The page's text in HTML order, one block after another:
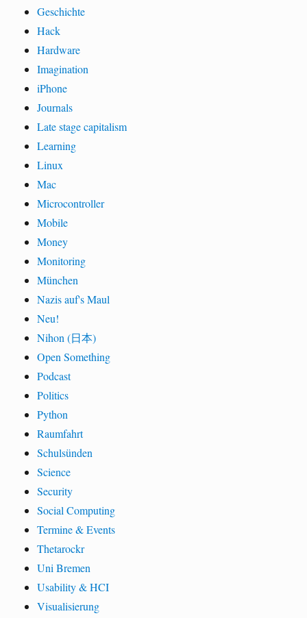
Geschichte
Hack
Hardware
Imagination
iPhone
Journals
Late stage capitalism
Learning
Linux
Mac
Microcontroller
Mobile
Money
Monitoring
München
Nazis auf's Maul
Neu!
Nihon (日本)
Open Something
Podcast
Politics
Python
Raumfahrt
Schulsünden
Science
Security
Social Computing
Termine & Events
Thetarockr
Uni Bremen
Usability & HCI
Visualisierung